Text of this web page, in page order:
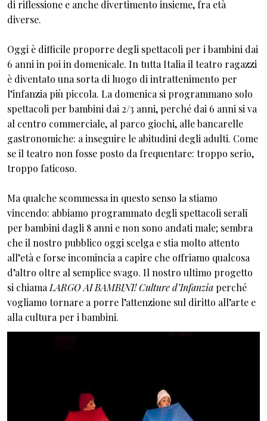
di riflessione e anche divertimento insieme, fra età
diverse.
Oggi è difficile proporre degli spettacoli per i bambini dai
6 anni in poi in domenicale. In tutta Italia il teatro ragazzi
è diventato una sorta di luogo di intrattenimento per
l’infanzia più piccola. La domenica si programmano solo
spettacoli per bambini dai 2/3 anni, perché dai 6 anni si va
al centro commerciale, al parco giochi, alle bancarelle
gastronomiche: a inseguire le abitudini degli adulti. Come
se il teatro non fosse posto da frequentare: troppo serio,
troppo faticoso.
Ma qualche scommessa in questo senso la stiamo
vincendo: abbiamo programmato degli spettacoli serali
per bambini dagli 8 anni e non sono andati male; sembra
che il nostro pubblico oggi scelga e stia molto attento
all’età e forse incomincia a capire che offriamo qualcosa
d’altro oltre al semplice svago. Il nostro ultimo progetto
si chiama LARGO AI BAMBINI! Culture d’Infanzia perché
vogliamo tornare a porre l’attenzione sul diritto all’arte e
alla cultura per i bambini.